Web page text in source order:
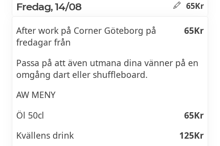
Fredag, 14/08 65Kr
After work på Corner Göteborg på
fredagar från
65Kr
Passa på att även utmana dina vänner på en
omgång dart eller shuffleboard.
AW MENY
Öl 50cl
65Kr
Kvällens drink
125Kr